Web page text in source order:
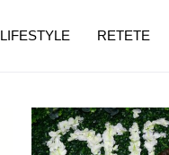
LIFESTYLE RETETE
pe